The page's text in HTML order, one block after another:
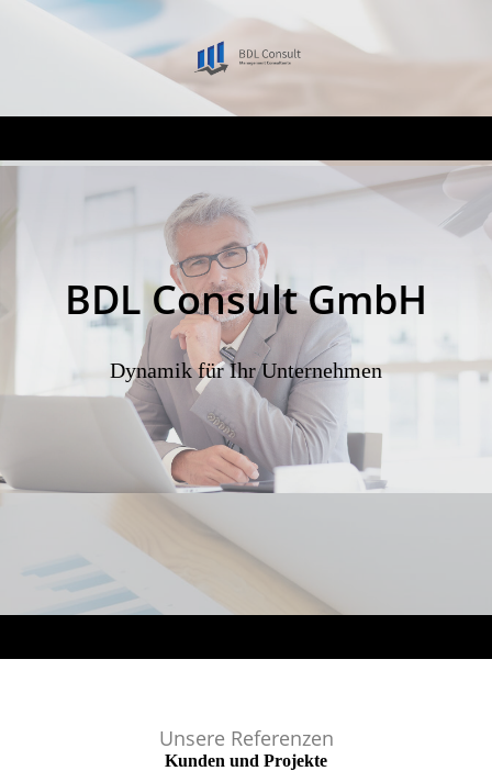
BDL Consult GmbH
Dynamik für Ihr Unternehmen
Unsere Referenzen
Kunden und Projekte